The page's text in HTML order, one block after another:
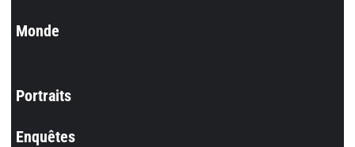
Monde
Portraits
Enquêtes